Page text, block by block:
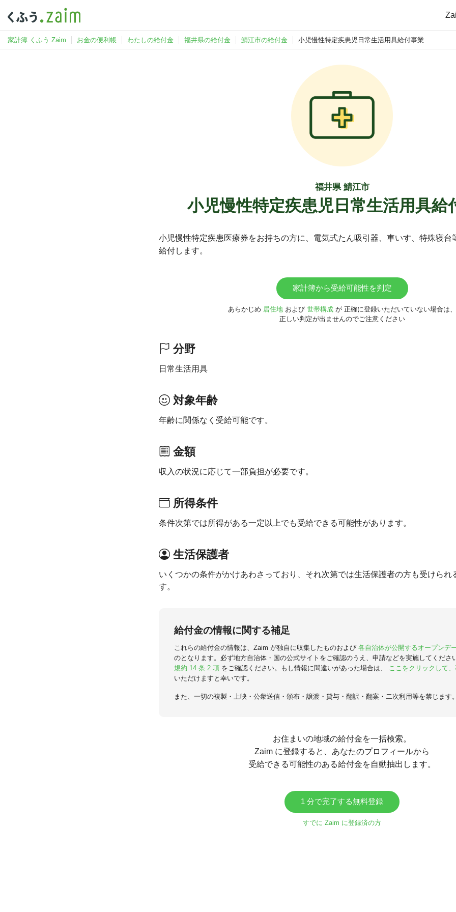
家計簿 くふう Zaim お金の便利帳 わたしの給付金 福井県の給付金 鯖江市の給付金 小児慢性特定疾患児日常生活用具給付事業
福井県 鯖江市
小児慢性特定疾患児日常生活用具給
小児慢性特定疾患医療券をお持ちの方に、電気式たん吸引器、車いす、特殊寝台
給付します。
家計簿から受給可能性を判定
あらかじめ 居住地および 世帯構成が 正確に登録いただいていない場合は、
正しい判定が出ませんのでご注意ください
分野
日常生活用具
対象年齢
年齢に関係なく受給可能です。
金額
収入の状況に応じて一部負担が必要です。
所得条件
条件次第では所得がある一定以上でも受給できる可能性があります。
生活保護者
いくつかの条件がかけあわさっており、それ次第では生活保護者の方も受けられ
す。
給付金の情報に関する補足
これらの給付金の情報は、Zaim が独自に収集したものおよび 各自治体が公開するオープンデ
のとなります。必ず地方自治体・国の公式サイトをご確認のうえ、申請などを実施してくださ
規約 14 条 2 項 をご確認ください。もし情報に間違いがあった場合は、
ここをクリックして
いただけますと幸いです。
また、一切の複製・上映・公衆送信・頒布・譲渡・貸与・翻訳・翻案・二次利用等を禁じます
お住まいの地域の給付金を一括検索。
Zaim に登録すると、あなたのプロフィールから
受給できる可能性のある給付金を自動抽出します。
1 分で完了する無料登録
すでに Zaim に登録済の方